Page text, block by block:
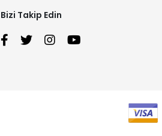
Bizi Takip Edin